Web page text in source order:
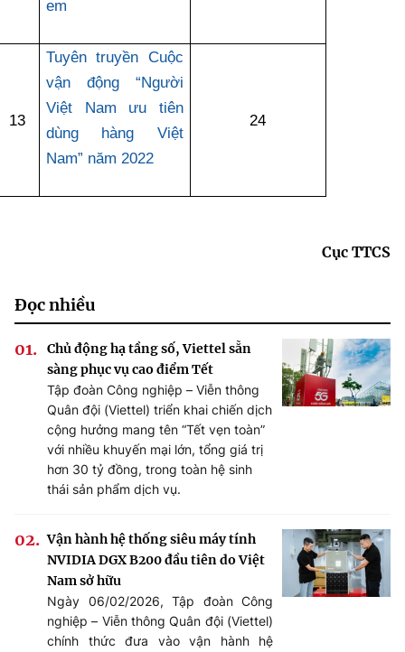
em
13
Tuyên truyền Cuộc
vận động “Người
Việt Nam ưu tiên
dùng hàng Việt
Nam” năm 2022
24
Cục TTCS
Đọc nhiều
Chủ động hạ tầng số, Viettel sẵn
sàng phục vụ cao điểm Tết
Tập đoàn Công nghiệp – Viễn thông
Quân đội (Viettel) triển khai chiến dịch
cộng hưởng mang tên “Tết vẹn toàn”
với nhiều khuyến mại lớn, tổng giá trị
hơn 30 tỷ đồng, trong toàn hệ sinh
thái sản phẩm dịch vụ.
Vận hành hệ thống siêu máy tính
NVIDIA DGX B200 đầu tiên do Việt
Nam sở hữu
Ngày 06/02/2026, Tập đoàn Công
nghiệp – Viễn thông Quân đội (Viettel)
chính thức đưa vào vận hành hệ